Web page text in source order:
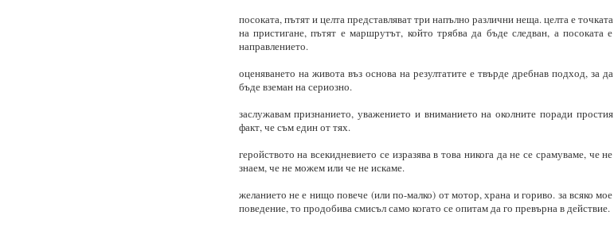
посоката, пътят и целта представляват три напълно различни неща. целта е точката
на пристигане, пътят е маршрутът, който трябва да бъде следван, а посоката е
направлението.
оценяването на живота въз основа на резултатите е твърде дребнав подход, за да
бъде вземан на сериозно.
заслужавам признанието, уважението и вниманието на околните поради простия
факт, че съм един от тях.
геройството на всекидневието се изразява в това никога да не се срамуваме, че не
знаем, че не можем или че не искаме.
желанието не е нищо повече (или по-малко) от мотор, храна и гориво. за всяко мое
поведение, то продобива смисъл само когато се опитам да го превърна в действие.